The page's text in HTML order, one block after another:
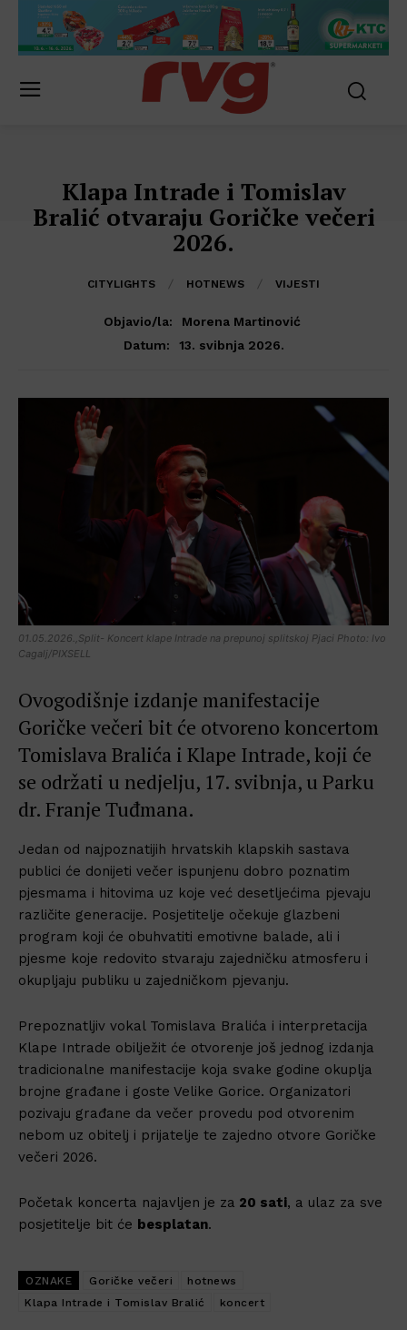
Klapa Intrade i Tomislav
Bralić otvaraju Goričke večeri
2026.
CITYLIGHTS HOTNEWS VIJESTI
Objavio/la:
Morena Martinović
Datum:
13. svibnja 2026.
01.05.2026.,Split- Koncert klape Intrade na prepunoj splitskoj Pjaci Photo: Ivo
Cagalj/PIXSELL
Ovogodišnje izdanje manifestacije
Goričke večeri bit će otvoreno koncertom
Tomislava Bralića i Klape Intrade, koji će
se održati u nedjelju, 17. svibnja, u Parku
dr. Franje Tuđmana.
Jedan od najpoznatijih hrvatskih klapskih sastava
publici će donijeti večer ispunjenu dobro poznatim
pjesmama i hitovima uz koje već desetljećima pjevaju
različite generacije. Posjetitelje očekuje glazbeni
program koji će obuhvatiti emotivne balade, ali i
pjesme koje redovito stvaraju zajedničku atmosferu i
okupljaju publiku u zajedničkom pjevanju.
Prepoznatljiv vokal Tomislava Bralića i interpretacija
Klape Intrade obilježit će otvorenje još jednog izdanja
tradicionalne manifestacije koja svake godine okuplja
brojne građane i goste Velike Gorice. Organizatori
pozivaju građane da večer provedu pod otvorenim
nebom uz obitelj i prijatelje te zajedno otvore Goričke
večeri 2026.
Početak koncerta najavljen je za 20 sati, a ulaz za sve
posjetitelje bit će besplatan.
OZNAKE Goričke večeri
hotnews
Klapa Intrade i Tomislav Bralić
koncert